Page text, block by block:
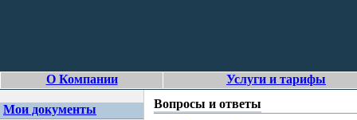
О Компании Услуги и тарифы
Мои документы
Вопросы и ответы